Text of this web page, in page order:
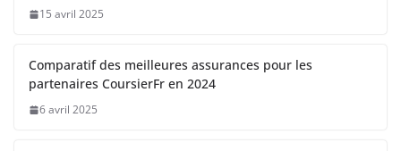
15 avril 2025
Comparatif des meilleures assurances pour les
partenaires CoursierFr en 2024
6 avril 2025